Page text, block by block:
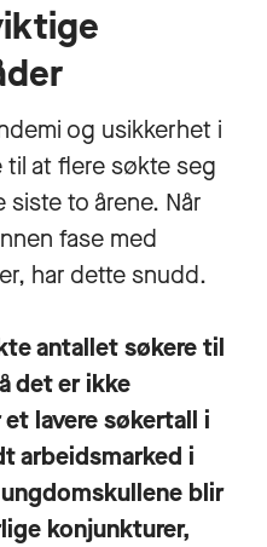
og usikkerhet i
at flere søkte seg
to årene. Når
fase med
har dette snudd.
antallet søkere til
det er ikke
lavere søkertall i
arbeidsmarked i
blir
konjunkturer,